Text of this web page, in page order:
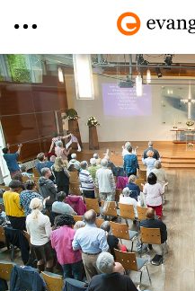
Direkt
zum
Inhalt
Nächstes Bild